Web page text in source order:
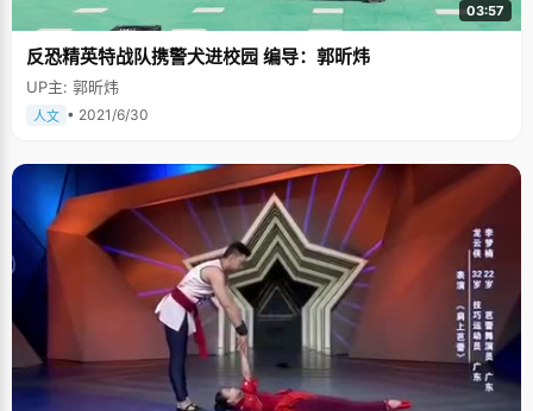
03:57
反恐精英特战队携警犬进校园 编导：郭昕炜
UP主: 郭昕炜
人文 • 2021/6/30